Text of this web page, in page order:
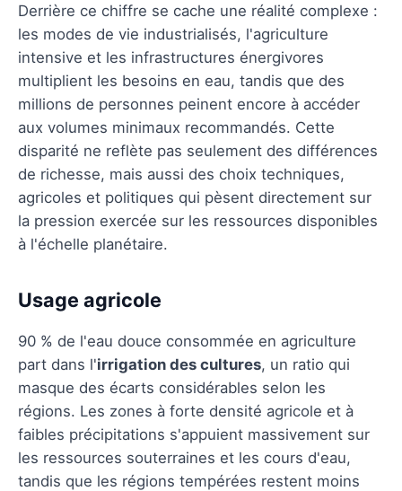
Derrière ce chiffre se cache une réalité complexe :
les modes de vie industrialisés, l'agriculture
intensive et les infrastructures énergivores
multiplient les besoins en eau, tandis que des
millions de personnes peinent encore à accéder
aux volumes minimaux recommandés. Cette
disparité ne reflète pas seulement des différences
de richesse, mais aussi des choix techniques,
agricoles et politiques qui pèsent directement sur
la pression exercée sur les ressources disponibles
à l'échelle planétaire.
Usage agricole
90 % de l'eau douce consommée en agriculture
part dans l'irrigation des cultures, un ratio qui
masque des écarts considérables selon les
régions. Les zones à forte densité agricole et à
faibles précipitations s'appuient massivement sur
les ressources souterraines et les cours d'eau,
tandis que les régions tempérées restent moins